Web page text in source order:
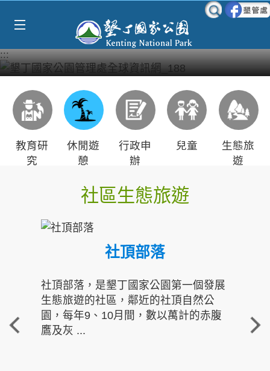
:::
教育研
究
休閒遊
憩
行政申
辦
兒童
生態旅
遊
社區生態旅遊
社頂部落
社頂部落，是墾丁國家公園第一個發展
生態旅遊的社區，鄰近的社頂自然公
園，每年9、10月間，數以萬計的赤腹
鷹及灰 ...
重
走進